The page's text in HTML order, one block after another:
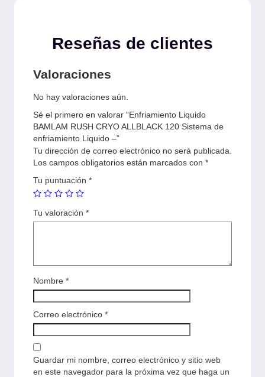
Reseñas de clientes
Valoraciones
No hay valoraciones aún.
Sé el primero en valorar “Enfriamiento Liquido
BAMLAM RUSH CRYO ALLBLACK 120 Sistema de
enfriamiento Liquido –”
Tu dirección de correo electrónico no será publicada.
Los campos obligatorios están marcados con *
Tu puntuación *
Tu valoración *
Nombre *
Correo electrónico *
Guardar mi nombre, correo electrónico y sitio web
en este navegador para la próxima vez que haga un